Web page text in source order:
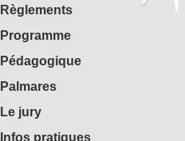
Règlements
Programme
Pédagogique
Palmares
Le jury
Infos pratiques